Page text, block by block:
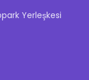
Yerleşkesi